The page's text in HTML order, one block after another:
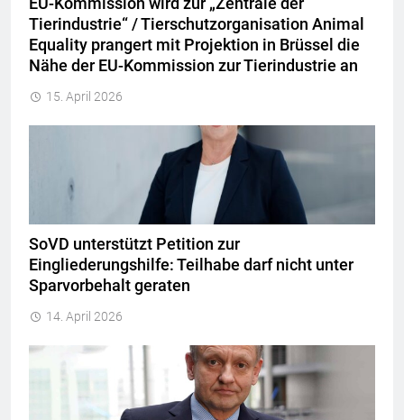
Tierindustrie“ / Tierschutzorganisation Animal
Equality prangert mit Projektion in Brüssel die
Nähe der EU-Kommission zur Tierindustrie an
15. April 2026
SoVD unterstützt Petition zur
Eingliederungshilfe: Teilhabe darf nicht unter
Sparvorbehalt geraten
14. April 2026